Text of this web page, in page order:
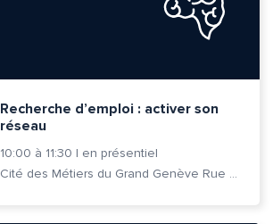
Recherche d’emploi : activer son
réseau
10:00 à 11:30 | en présentiel
Cité des Métiers du Grand Genève Rue Prévost-Martin 6 1205 Genève